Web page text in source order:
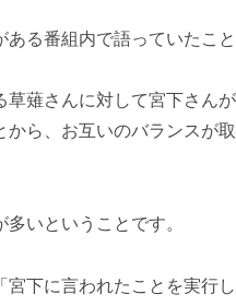
ある番組内で語っていたこと
草薙さんに対して宮下さん
から、お互いのバランスが
多いということです。
宮下に言われたことを実行